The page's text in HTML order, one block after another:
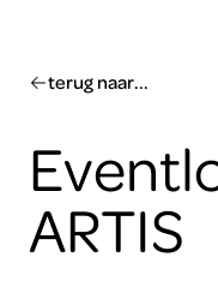
terug naar...
ARTIS